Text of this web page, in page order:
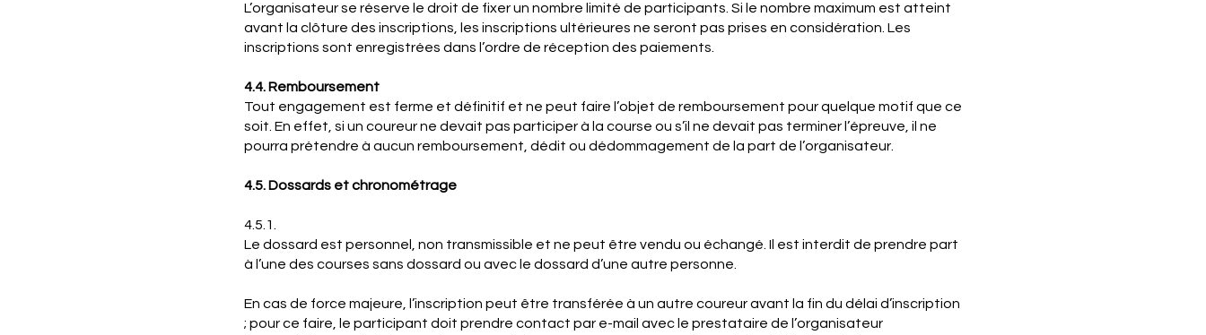
L’organisateur se réserve le droit de fixer un nombre limité de participants. Si le nombre maximum est atteint
avant la clôture des inscriptions, les inscriptions ultérieures ne seront pas prises en considération. Les
inscriptions sont enregistrées dans l’ordre de réception des paiements.
4.4. Remboursement
Tout engagement est ferme et définitif et ne peut faire l’objet de remboursement pour quelque motif que ce
soit. En effet, si un coureur ne devait pas participer à la course ou s’il ne devait pas terminer l’épreuve, il ne
pourra prétendre à aucun remboursement, dédit ou dédommagement de la part de l’organisateur.
4.5. Dossards et chronométrage
4.5.1.
Le dossard est personnel, non transmissible et ne peut être vendu ou échangé. Il est interdit de prendre part
à l’une des courses sans dossard ou avec le dossard d’une autre personne.
En cas de force majeure, l’inscription peut être transférée à un autre coureur avant la fin du délai d’inscription
; pour ce faire, le participant doit prendre contact par e-mail avec le prestataire de l’organisateur